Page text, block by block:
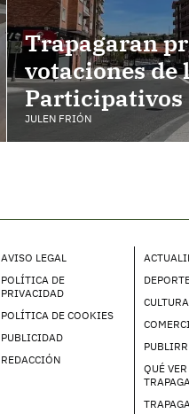
Trapagaran
votaciones de
Participativos
JULEN FRIÓN
AVISO LEGAL
POLÍTICA DE
PRIVACIDAD
POLÍTICA DE COOKIES
PUBLICIDAD
REDACCIÓN
CULTURA
QUÉ